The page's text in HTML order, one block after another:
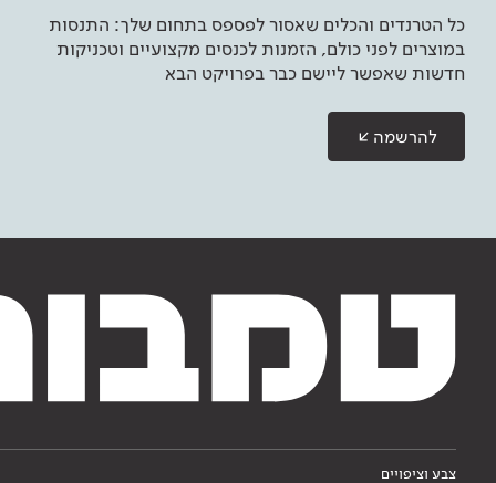
כל הטרנדים והכלים שאסור לפספס בתחום שלך: התנסות
במוצרים לפני כולם, הזמנות לכנסים מקצועיים וטכניקות
חדשות שאפשר ליישם כבר בפרויקט הבא
להרשמה
צבע וציפויים